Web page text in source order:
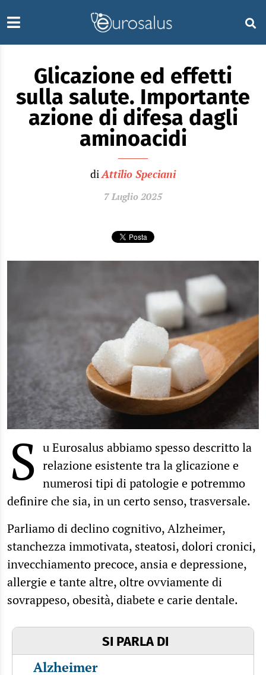
Glicazione ed effetti
sulla salute. Importante
azione di difesa dagli
aminoacidi
diAttilio Speciani
7 Luglio 2025
S u Eurosalus abbiamo spesso descritto la
relazione esistente tra la glicazione e
numerosi tipi di patologie e potremmo
definire che sia, in un certo senso, trasversale.
Parliamo di declino cognitivo, Alzheimer,
stanchezza immotivata, steatosi, dolori cronici,
invecchiamento precoce, ansia e depressione,
allergie e tante altre, oltre ovviamente di
sovrappeso, obesità, diabete e carie dentale.
SI PARLA DI
Alzheimer